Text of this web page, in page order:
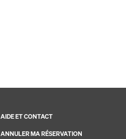
AIDE ET CONTACT
ANNULER MA RÉSERVATION